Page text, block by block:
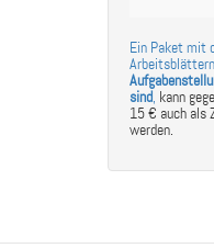
Ein Paket mit
sind, kann
15 € auch als
werden.